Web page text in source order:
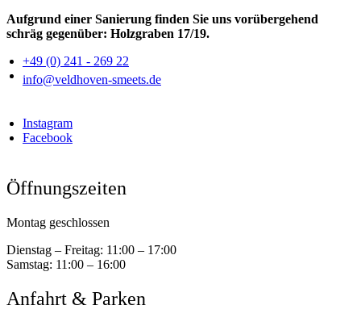
Aufgrund einer Sanierung finden Sie uns vorübergehend
schräg gegenüber: Holzgraben 17/19.
+49 (0) 241 - 269 22
info@veldhoven-smeets.de
Instagram
Facebook
Öffnungszeiten
Montag geschlossen
Dienstag – Freitag: 11:00 – 17:00
Samstag: 11:00 – 16:00
Anfahrt & Parken